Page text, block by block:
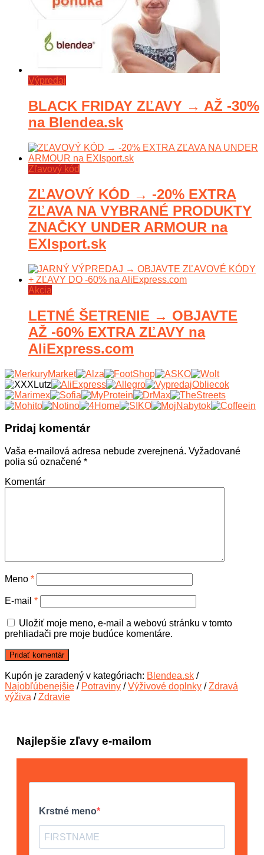
Výpredaj
BLACK FRIDAY ZĽAVY → AŽ -30%
na Blendea.sk
Zľavový kód
ZĽAVOVÝ KÓD → -20% EXTRA
ZĽAVA NA VYBRANÉ PRODUKTY
ZNAČKY UNDER ARMOUR na
EXIsport.sk
Akcia
LETNÉ ŠETRENIE → OBJAVTE
AŽ -60% EXTRA ZĽAVY na
AliExpress.com
Pridaj komentár
Vaša e-mailová adresa nebude zverejnená. Vyžadované
polia sú označené *
Komentár
Meno *
E-mail *
Uložiť moje meno, e-mail a webovú stránku v tomto
prehliadači pre moje budúce komentáre.
Kupón je zaradený v kategóriach: Blendea.sk /
Najobľúbenejšie / Potraviny /Výživové doplnky /Zdravá
výživa /Zdravie
Najlepšie zľavy e-mailom